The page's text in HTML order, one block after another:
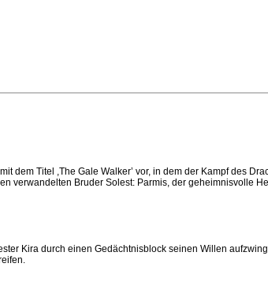
dem Titel ,The Gale Walker’ vor, in dem der Kampf des
verwandelten Bruder Solest: Parmis, der geheimnisvolle
Kira durch einen Gedächtnisblock seinen Willen